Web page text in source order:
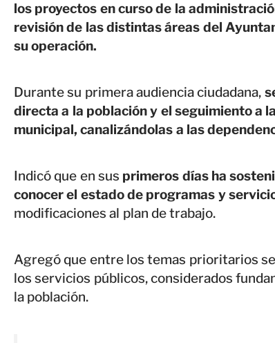
los proyectos en curso de la
revisión de las distintas áreas del
su operación.
Durante su primera audiencia ciudadana,
directa a la población y el seguimiento a
municipal, canalizándolas a las
Indicó que en sus primeros días ha
conocer el estado de programas y
modificaciones al plan de trabajo.
Agregó que entre los temas prioritarios
los servicios públicos, considerados
la población.